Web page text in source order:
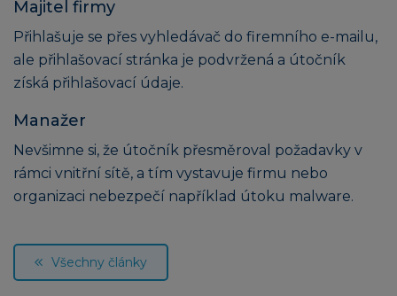
Majitel firmy
Přihlašuje se přes vyhledávač do firemního e-mailu,
ale přihlašovací stránka je podvržená a útočník
získá přihlašovací údaje.
Manažer
Nevšimne si, že útočník přesměroval požadavky v
rámci vnitřní sítě, a tím vystavuje firmu nebo
organizaci nebezpečí například útoku malware.
Všechny články